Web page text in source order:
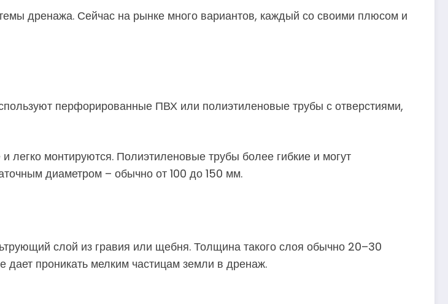
дренажа. Сейчас на рынке много вариантов, каждый со своими плюсом и
перфорированные ПВХ или полиэтиленовые трубы с отверстиями,
монтируются. Полиэтиленовые трубы более гибкие и могут
диаметром – обычно от 100 до 150 мм.
слой из гравия или щебня. Толщина такого слоя обычно 20–30
дает проникать мелким частицам земли в дренаж.